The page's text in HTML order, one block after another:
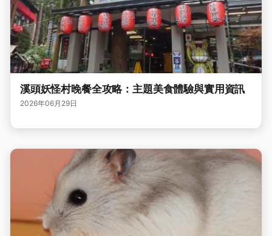
溪頭妖怪村晚餐全攻略：主題美食體驗與實用資訊
2026年06月29日